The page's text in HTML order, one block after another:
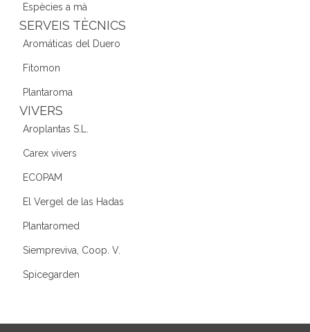
Espècies a mà
SERVEIS TÈCNICS
Aromáticas del Duero
Fitomon
Plantaroma
VIVERS
Aroplantas S.L.
Carex vivers
ECOPAM
El Vergel de las Hadas
Plantaromed
Siempreviva, Coop. V.
Spicegarden